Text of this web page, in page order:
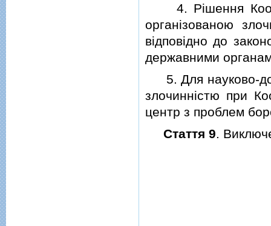
4. Рiшення
органiзованою
вiдповiдно до
державними
5. Для науково-
злочиннiстю при
центр з проблем
Стаття 9.